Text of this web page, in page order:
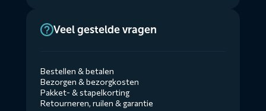
Veel gestelde vragen
Bestellen & betalen
Bezorgen & bezorgkosten
Pakket- & stapelkorting
Retourneren, ruilen & garantie